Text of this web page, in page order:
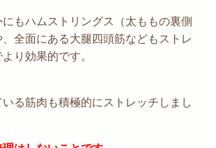
もハムストリングス（太ももの裏側
全面にある大腿四頭筋などもストレ
り効果的です。
いる筋肉も積極的にストレッチしまし